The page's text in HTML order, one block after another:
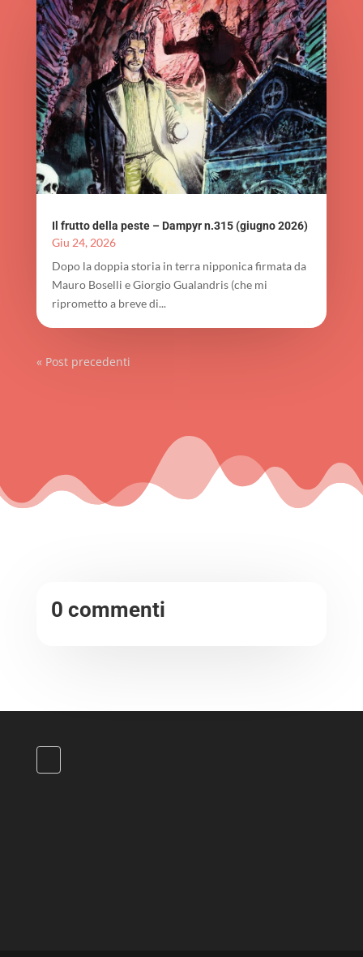
Il frutto della peste – Dampyr n.315 (giugno 2026)
Giu 24, 2026
Dopo la doppia storia in terra nipponica firmata da
Mauro Boselli e Giorgio Gualandris (che mi
riprometto a breve di...
« Post precedenti
0 commenti